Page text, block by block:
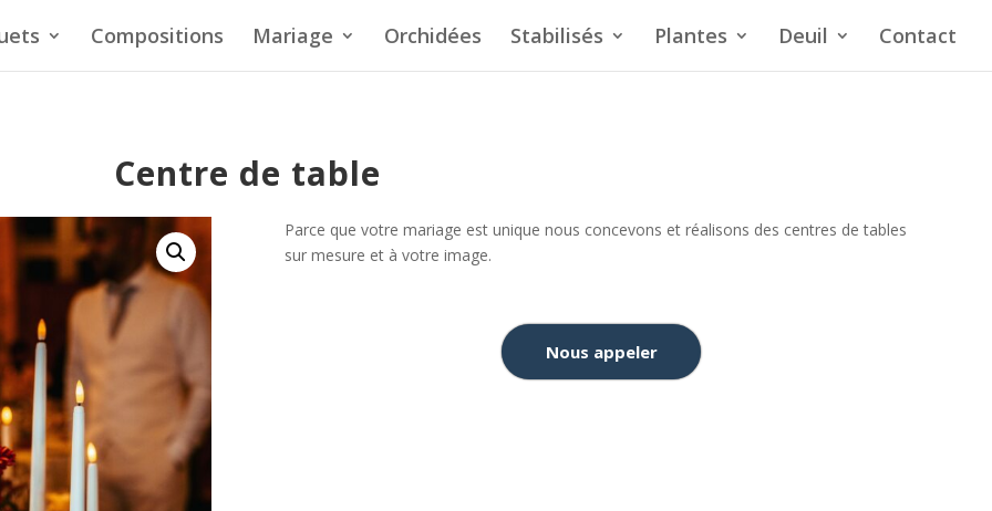
Compositions Mariage Orchidées Stabilisés Plantes Deuil Contact
Centre de table
Parce que votre mariage est unique nous concevons et réalisons des centres de tables
sur mesure et à votre image.
Nous appeler